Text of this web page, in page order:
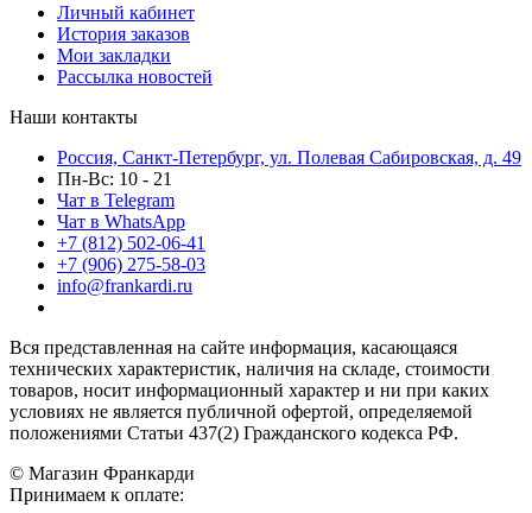
Личный кабинет
История заказов
Мои закладки
Рассылка новостей
Наши контакты
Россия, Санкт-Петербург, ул. Полевая Сабировская, д. 49
Пн-Вс: 10 - 21
Чат в Telegram
Чат в WhatsApp
+7 (812) 502-06-41
+7 (906) 275-58-03
info@frankardi.ru
Вся представленная на сайте информация, касающаяся
технических характеристик, наличия на складе, стоимости
товаров, носит информационный характер и ни при каких
условиях не является публичной офертой, определяемой
положениями Статьи 437(2) Гражданского кодекса РФ.
© Магазин Франкарди
Принимаем к оплате: